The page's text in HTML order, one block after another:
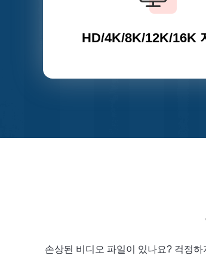
HD/4K/8K/12K/16K
손상된 비디오 파일이 있나요? 걱정